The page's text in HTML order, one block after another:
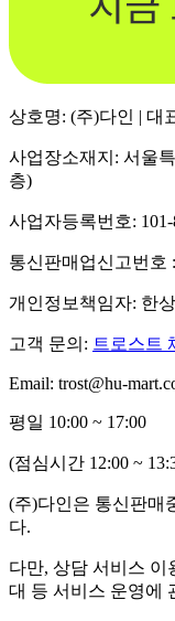
상호명: (주)다인 | 대
사업장소재지: 서울
층)
사업자등록번호: 101-
통신판매업신고번호
개인정보책임자: 한
고객 문의: 트로스트
Email: trost@hu-
평일 10:00 ~ 17:00
(점심시간 12:00 ~
(주)다인은 통신판매
다.
다만, 상담 서비스 이
대 등 서비스 운영에